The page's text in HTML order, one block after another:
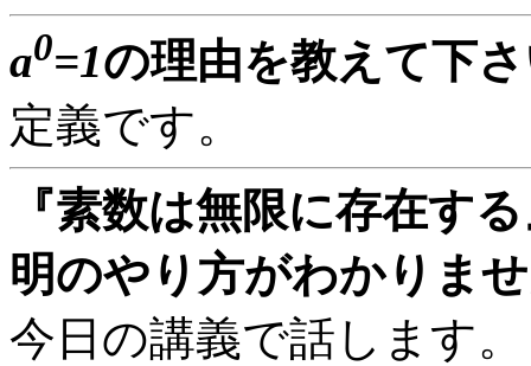
a0=1の理由を教えて下
定義です。
『素数は無限に存在す
明のやり方がわかりま
今日の講義で話します。